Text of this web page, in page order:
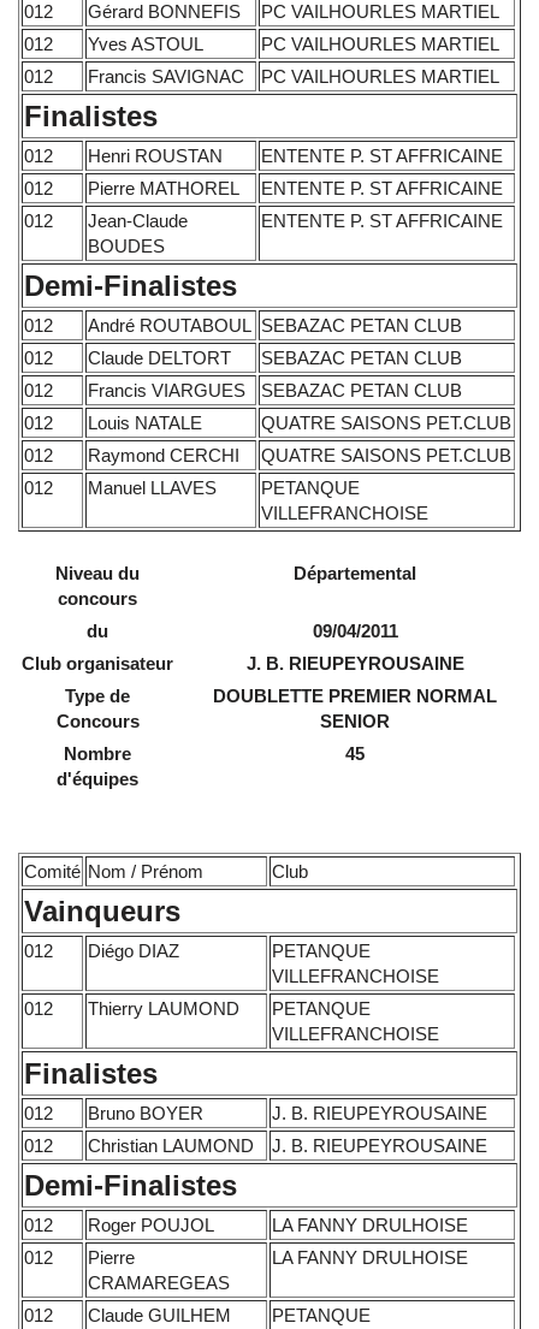
012 Gérard BONNEFIS
PC VAILHOURLES MARTIEL
012
Yves ASTOUL
PC VAILHOURLES MARTIEL
012
Francis SAVIGNAC PC VAILHOURLES MARTIEL
Finalistes
012 Henri ROUSTAN
ENTENTE P. ST AFFRICAINE
012
Pierre MATHOREL
ENTENTE P. ST AFFRICAINE
012
Jean-Claude
BOUDES
ENTENTE P. ST AFFRICAINE
Demi-Finalistes
012 André ROUTABOUL SEBAZAC PETAN CLUB
012
Claude DELTORT
SEBAZAC PETAN CLUB
012
Francis VIARGUES
SEBAZAC PETAN CLUB
012
Louis NATALE
QUATRE SAISONS PET.CLUB
012
Raymond CERCHI
QUATRE SAISONS PET.CLUB
012
Manuel LLAVES
PETANQUE
VILLEFRANCHOISE
Niveau du
concours
Départemental
du
09/04/2011
Club organisateur
J. B. RIEUPEYROUSAINE
Type de
Concours
DOUBLETTE PREMIER NORMAL
SENIOR
Nombre
d'équipes
45
Comité Nom / Prénom Club
Vainqueurs
012 Diégo DIAZ
PETANQUE
VILLEFRANCHOISE
012
Thierry LAUMOND
PETANQUE
VILLEFRANCHOISE
Finalistes
012 Bruno BOYER
J. B. RIEUPEYROUSAINE
012
Christian LAUMOND J. B. RIEUPEYROUSAINE
Demi-Finalistes
012 Roger POUJOL
LA FANNY DRULHOISE
012
Pierre
CRAMAREGEAS
LA FANNY DRULHOISE
012 Claude GUILHEM PETANQUE